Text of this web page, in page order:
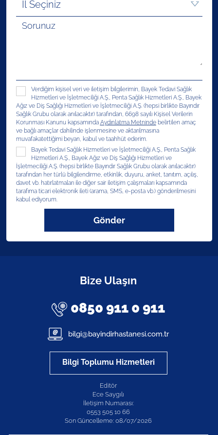
Verdiğim kişisel veri ve iletişim bilgilerimin, Bayek Tedavi Sağlık
Hizmetleri ve İşletmeciliği A.Ş., Penta Sağlık Hizmetleri A.Ş., Bayek
Ağız ve Diş Sağlığı Hizmetleri ve İşletmeciliği A.Ş. (hepsi birlikte Bayındır
Sağlık Grubu olarak anılacaktır) tarafından, 6698 sayılı Kişisel Verilerin
Korunması Kanunu kapsamında Aydınlatma Metnindebelirtilen amaç
ve bağlı amaçlar dahilinde işlenmesine ve aktarılmasına
muvafakatettiğimi beyan, kabul ve taahhüt ederim.
Bayek Tedavi Sağlık Hizmetleri ve İşletmeciliği A.Ş., Penta Sağlık
Hizmetleri A.Ş., Bayek Ağız ve Diş Sağlığı Hizmetleri ve
İşletmeciliği A.Ş. (hepsi birlikte Bayındır Sağlık Grubu olarak anılacaktır)
tarafından her türlü bilgilendirme, etkinlik, duyuru, anket, tanıtım, açılış,
davet vb. hatırlatmaları ile diğer sair iletişim çalışmaları kapsamında
tarafıma ticari elektronik ileti (arama, SMS, e-posta vb.) gönderilmesini
kabul ediyorum.
Gönder
Bize Ulaşın
0850 911 0 911
bilgi@bayindirhastanesi.com.tr
Bilgi Toplumu Hizmetleri
Editör
Ece Saygılı
İletişim Numarası:
0553 505 10 66
Son Güncelleme: 08/07/2026